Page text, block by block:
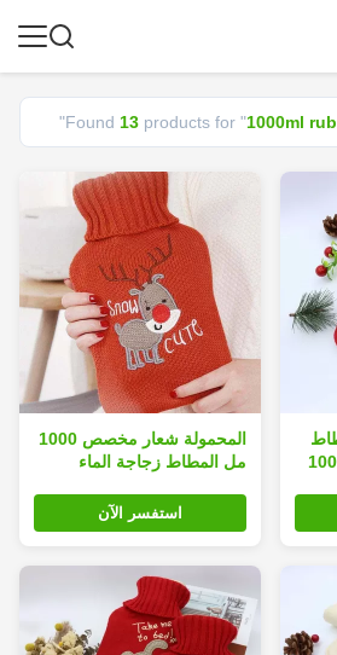
Found 13 products for "1000ml
"
الوزن 1000
المحمولة شعار مخصص 1000
مل المطاط زجاجة الماء
استفسر الآن